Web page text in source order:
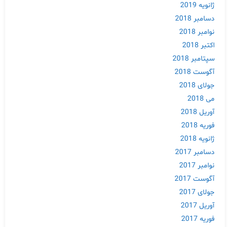
ژانویه 2019
دسامبر 2018
نوامبر 2018
اکتبر 2018
سپتامبر 2018
آگوست 2018
جولای 2018
می 2018
آوریل 2018
فوریه 2018
ژانویه 2018
دسامبر 2017
نوامبر 2017
آگوست 2017
جولای 2017
آوریل 2017
فوریه 2017